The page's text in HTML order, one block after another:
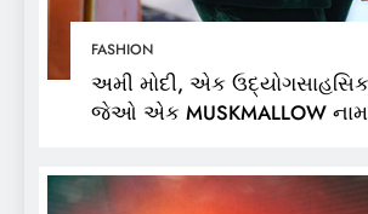
FASHION
અમી મોદી, એક
જેઓ એક MUSKMALLOW